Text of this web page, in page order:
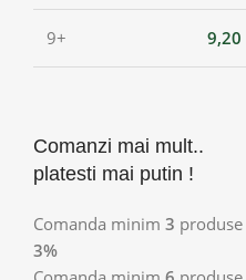
9+ 9,20
Comanzi mai mult..
platesti mai putin !
Comanda minim 3
3%